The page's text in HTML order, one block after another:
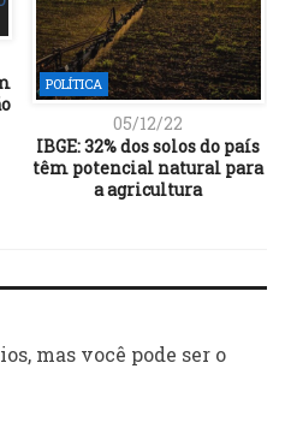
POLÍTICA
05/12/22
IBGE: 32% dos solos do país
têm potencial natural para
a agricultura
mas você pode ser o